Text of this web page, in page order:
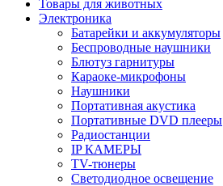
Товары для животных
Электроника
Батарейки и аккумуляторы
Беспроводные наушники
Блютуз гарнитуры
Караоке-микрофоны
Наушники
Портативная акустика
Портативные DVD плееры
Радиостанции
IP КАМЕРЫ
TV-тюнеры
Светодиодное освещение